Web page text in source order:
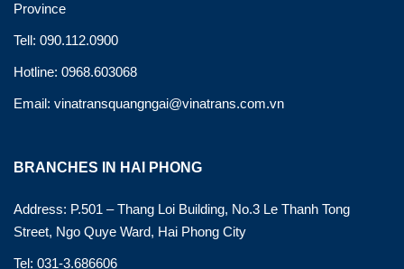
Province
Tell: 090.112.0900
Hotline: 0968.603068
Email: vinatransquangngai@vinatrans.com.vn
BRANCHES IN HAI PHONG
Address: P.501 – Thang Loi Building, No.3 Le Thanh Tong
Street, Ngo Quye Ward, Hai Phong City
Tel: 031-3.686606